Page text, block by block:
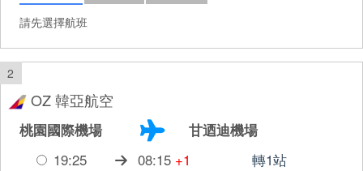
請先選擇航班
2
OZ 韓亞航空
桃園國際機場
甘迺迪機場
19:25
08:15 +1 轉1站